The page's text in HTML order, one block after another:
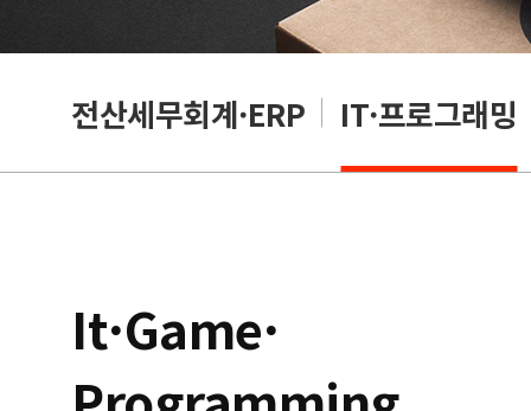
전산세무회계·ERP IT·프로그래밍
It·Game·